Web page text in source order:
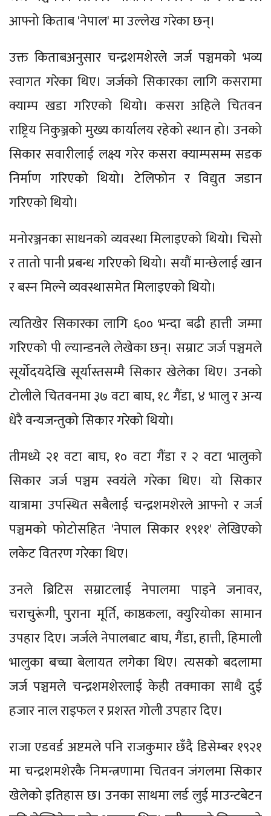
आफ्नो किताब 'नेपाल' मा उल्लेख गरेका छन्।
उक्त किताबअनुसार चन्द्रशमशेरले जर्ज पञ्चमको भव्य
स्वागत गरेका थिए। जर्जको सिकारका लागि कसरामा
क्याम्प खडा गरिएको थियो। कसरा अहिले चितवन
राष्ट्रिय निकुञ्जको मुख्य कार्यालय रहेको स्थान हो। उनको
सिकार सवारीलाई लक्ष्य गरेर कसरा क्याम्पसम्म सडक
निर्माण गरिएको थियो। टेलिफोन र विद्युत जडान
गरिएको थियो।
मनोरञ्जनका साधनको व्यवस्था मिलाइएको थियो। चिसो
र तातो पानी प्रबन्ध गरिएको थियो। सयौं मान्छेलाई खान
र बस्न मिल्ने व्यवस्थासमेत मिलाइएको थियो।
त्यतिखेर सिकारका लागि ६०० भन्दा बढी हात्ती जम्मा
गरिएको पी ल्यान्डनले लेखेका छन्। सम्राट जर्ज पञ्चमले
सूर्योदयदेखि सूर्यास्तसम्मै सिकार खेलेका थिए। उनको
टोलीले चितवनमा ३७ वटा बाघ, १८ गैंडा, ४ भालु र अन्य
धेरै वन्यजन्तुको सिकार गरेको थियो।
तीमध्ये २१ वटा बाघ, १० वटा गैंडा र २ वटा भालुको
सिकार जर्ज पञ्चम स्वयंले गरेका थिए। यो सिकार
यात्रामा उपस्थित सबैलाई चन्द्रशमशेरले आफ्नो र जर्ज
पञ्चमको फोटोसहित 'नेपाल सिकार १९११' लेखिएको
लकेट वितरण गरेका थिए।
उनले ब्रिटिस सम्राटलाई नेपालमा पाइने जनावर,
चराचुरूंगी, पुराना मूर्ति, काष्ठकला, क्युरियोका सामान
उपहार दिए। जर्जले नेपालबाट बाघ, गैंडा, हात्ती, हिमाली
भालुका बच्चा बेलायत लगेका थिए। त्यसको बदलामा
जर्ज पञ्चमले चन्द्रशमशेरलाई केही तक्माका साथै दुई
हजार नाल राइफल र प्रशस्त गोली उपहार दिए।
राजा एडवर्ड अष्टमले पनि राजकुमार छँदै डिसेम्बर १९२१
मा चन्द्रशमशेरकै निमन्त्रणामा चितवन जंगलमा सिकार
खेलेको इतिहास छ। उनका साथमा लर्ड लुई माउन्टबेटन